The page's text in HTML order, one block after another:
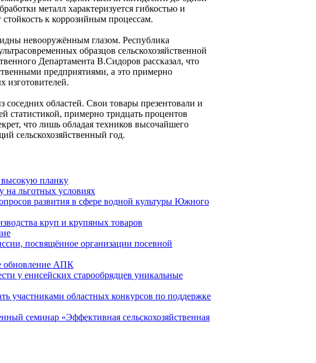
металл характеризуется гибкостью и
к коррозийным процессам.
невооружённым глазом. Республика
образцов сельскохозяйственной
Департамента В.Сидоров рассказал, что
предприятиями, а это примерно
изготовителей.
областей. Свои товары презентовали и
статистикой, примерно тридцать процентов
что лишь обладая техников высочайшего
сельскохозяйственный год.
планку
на льготных условиях
развития в сфере водной культуры Южного
круп и крупяных товаров
посвящённое организации посевной
обновление АПК
у енисейских старообрядцев уникальные
участниками областных конкурсов по поддержке
семинар «Эффективная сельскохозяйственная